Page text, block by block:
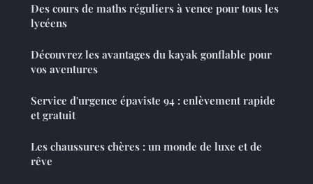
Des cours de maths réguliers à vence pour tous les
lycéens
Découvrez les avantages du kayak gonflable pour
vos aventures
Service d'urgence épaviste 94 : enlèvement rapide
et gratuit
Les chaussures chères : un monde de luxe et de
rêve